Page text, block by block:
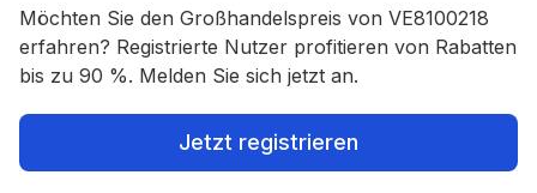
Möchten Sie den Großhandelspreis von VE8100218
erfahren? Registrierte Nutzer profitieren von Rabatten
bis zu 90 %. Melden Sie sich jetzt an.
Jetzt registrieren